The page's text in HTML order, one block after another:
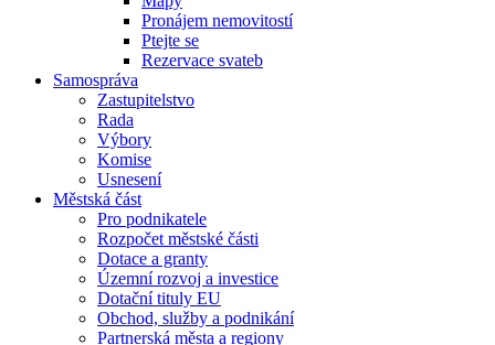
Pronájem nemovitostí
Ptejte se
Rezervace svateb
Samospráva
Zastupitelstvo
Rada
Výbory
Komise
Usnesení
Městská část
Pro podnikatele
Rozpočet městské části
Dotace a granty
Územní rozvoj a investice
Dotační tituly EU
Obchod, služby a podnikání
Partnerská města a regiony